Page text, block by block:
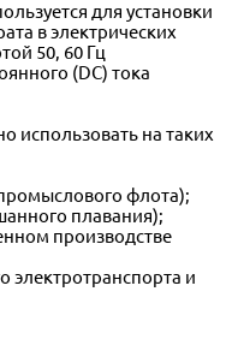
для установки
в электрических
50, 60 Гц
(DC) тока
использовать на таких
флота);
плавания);
производстве
электротранспорта и